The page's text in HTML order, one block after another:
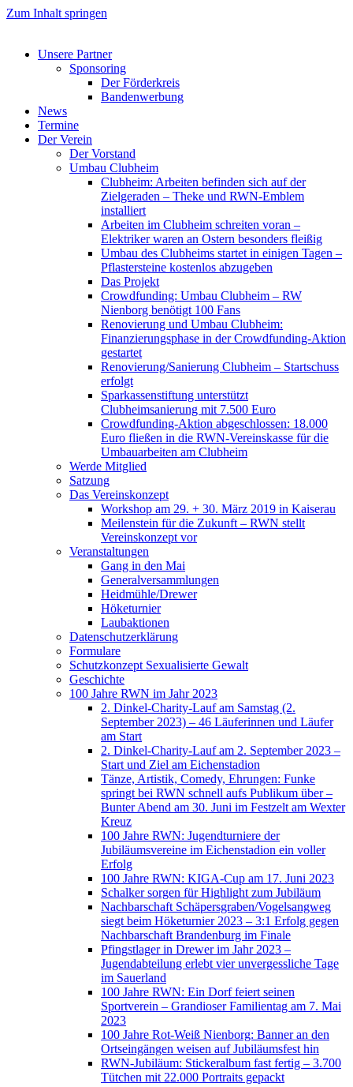
Zum Inhalt springen
Unsere Partner
Sponsoring
Der Förderkreis
Bandenwerbung
News
Termine
Der Verein
Der Vorstand
Umbau Clubheim
Clubheim: Arbeiten befinden sich auf der
Zielgeraden – Theke und RWN-Emblem
installiert
Arbeiten im Clubheim schreiten voran –
Elektriker waren an Ostern besonders fleißig
Umbau des Clubheims startet in einigen Tagen –
Pflastersteine kostenlos abzugeben
Das Projekt
Crowdfunding: Umbau Clubheim – RW
Nienborg benötigt 100 Fans
Renovierung und Umbau Clubheim:
Finanzierungsphase in der Crowdfunding-Aktion
gestartet
Renovierung/Sanierung Clubheim – Startschuss
erfolgt
Sparkassenstiftung unterstützt
Clubheimsanierung mit 7.500 Euro
Crowdfunding-Aktion abgeschlossen: 18.000
Euro fließen in die RWN-Vereinskasse für die
Umbauarbeiten am Clubheim
Werde Mitglied
Satzung
Das Vereinskonzept
Workshop am 29. + 30. März 2019 in Kaiserau
Meilenstein für die Zukunft – RWN stellt
Vereinskonzept vor
Veranstaltungen
Gang in den Mai
Generalversammlungen
Heidmühle/Drewer
Höketurnier
Laubaktionen
Datenschutzerklärung
Formulare
Schutzkonzept Sexualisierte Gewalt
Geschichte
100 Jahre RWN im Jahr 2023
2. Dinkel-Charity-Lauf am Samstag (2.
September 2023) – 46 Läuferinnen und Läufer
am Start
2. Dinkel-Charity-Lauf am 2. September 2023 –
Start und Ziel am Eichenstadion
Tänze, Artistik, Comedy, Ehrungen: Funke
springt bei RWN schnell aufs Publikum über –
Bunter Abend am 30. Juni im Festzelt am Wexter
Kreuz
100 Jahre RWN: Jugendturniere der
Jubiläumsvereine im Eichenstadion ein voller
Erfolg
100 Jahre RWN: KIGA-Cup am 17. Juni 2023
Schalker sorgen für Highlight zum Jubiläum
Nachbarschaft Schäpersgraben/Vogelsangweg
siegt beim Höketurnier 2023 – 3:1 Erfolg gegen
Nachbarschaft Brandenburg im Finale
Pfingstlager in Drewer im Jahr 2023 –
Jugendabteilung erlebt vier unvergessliche Tage
im Sauerland
100 Jahre RWN: Ein Dorf feiert seinen
Sportverein – Grandioser Familientag am 7. Mai
2023
100 Jahre Rot-Weiß Nienborg: Banner an den
Ortseingängen weisen auf Jubiläumsfest hin
RWN-Jubiläum: Stickeralbum fast fertig – 3.700
Tütchen mit 22.000 Portraits gepackt